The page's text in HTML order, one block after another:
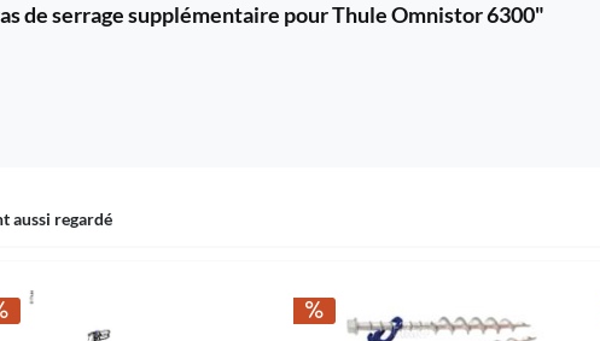
de serrage supplémentaire pour Thule Omnistor 6300"
aussi regardé